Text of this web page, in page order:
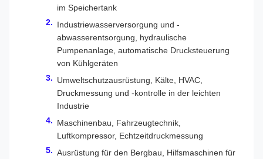
im Speichertank
Industriewasserversorgung und -
abwasserentsorgung, hydraulische
Pumpenanlage, automatische Drucksteuerung
von Kühlgeräten
Umweltschutzausrüstung, Kälte, HVAC,
Druckmessung und -kontrolle in der leichten
Industrie
Maschinenbau, Fahrzeugtechnik,
Luftkompressor, Echtzeitdruckmessung
Ausrüstung für den Bergbau, Hilfsmaschinen für